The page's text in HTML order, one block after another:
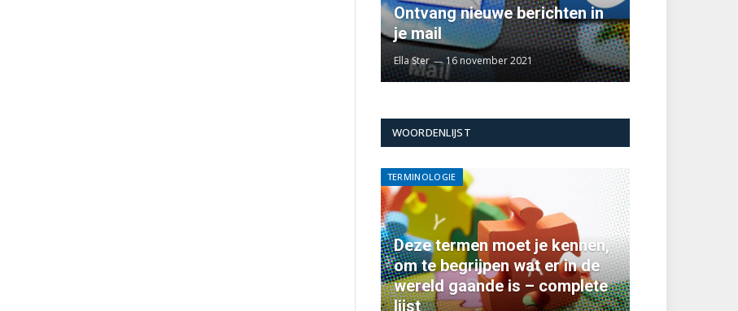
Ontvang nieuwe berichten in
je mail
Ella Ster 16 november 2021
WOORDENLIJST
TERMINOLOGIE
Deze termen moet je kennen,
om te begrijpen wat er in de
wereld gaande is – complete
lijst